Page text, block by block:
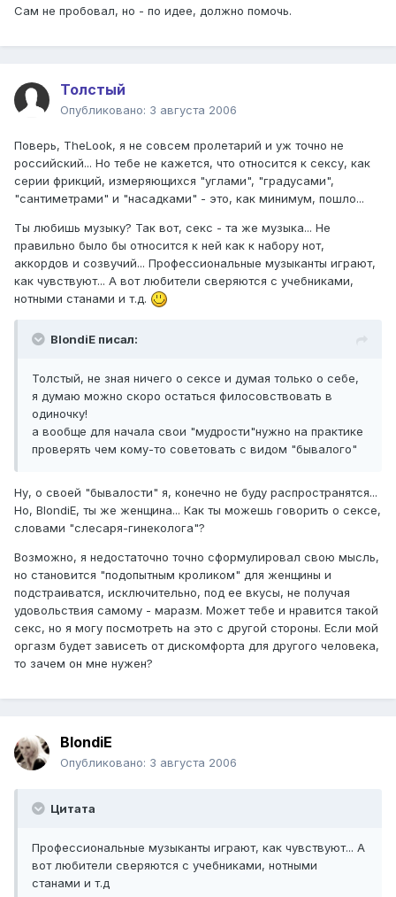
Сам не пробовал, но - по идее, должно помочь.
Толстый
Опубликовано: 3 августа 2006
Поверь, TheLook, я не совсем пролетарий и уж точно не
российский... Но тебе не кажется, что относится к сексу, как
серии фрикций, измеряющихся "углами", "градусами",
"сантиметрами" и "насадками" - это, как минимум, пошло...
Ты любишь музыку? Так вот, секс - та же музыка... Не
правильно было бы относится к ней как к набору нот,
аккордов и созвучий... Профессиональные музыканты играют,
как чувствуют... А вот любители сверяются с учебниками,
нотными станами и т.д.
BlondiE писал:
Толстый, не зная ничего о сексе и думая только о себе,
я думаю можно скоро остаться филосовствовать в
одиночку!
а вообще для начала свои "мудрости"нужно на практике
проверять чем кому-то советовать с видом "бывалого"
Ну, о своей "бывалости" я, конечно не буду распространятся...
Но, BlondiE, ты же женщина... Как ты можешь говорить о сексе,
словами "слесаря-гинеколога"?
Возможно, я недостаточно точно сформулировал свою мысль,
но становится "подопытным кроликом" для женщины и
подстраиватся, исключительно, под ее вкусы, не получая
удовольствия самому - маразм. Может тебе и нравится такой
секс, но я могу посмотреть на это с другой стороны. Если мой
оргазм будет зависеть от дискомфорта для другого человека,
то зачем он мне нужен?
BlondiE
Опубликовано: 3 августа 2006
Цитата
Профессиональные музыканты играют, как чувствуют... А
вот любители сверяются с учебниками, нотными
станами и т.д